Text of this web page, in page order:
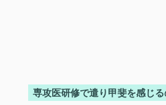
専攻医研修で遣り甲斐を感じ